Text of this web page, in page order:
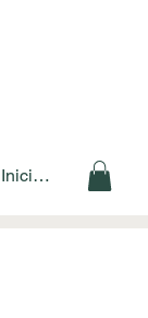
Iniciar sesión